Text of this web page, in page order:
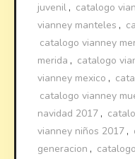
juvenil , catalogo
vianney manteles ,
catalogo vianney
merida , catalogo
vianney mexico ,
catalogo vianney
navidad 2017 ,
vianney niños 2017 ,
generacion ,